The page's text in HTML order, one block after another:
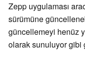
Zepp uygulaması
sürümüne
güncellemeyi henüz
olarak sunuluyor gibi